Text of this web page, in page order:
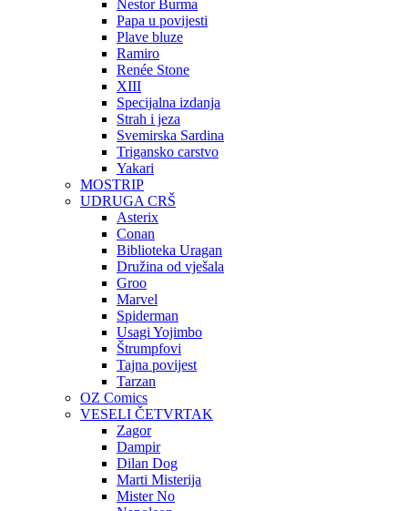
Nestor Burma
Papa u povijesti
Plave bluze
Ramiro
Renée Stone
XIII
Specijalna izdanja
Strah i jeza
Svemirska Sardina
Trigansko carstvo
Yakari
MOSTRIP
UDRUGA CRŠ
Asterix
Conan
Biblioteka Uragan
Družina od vješala
Groo
Marvel
Spiderman
Usagi Yojimbo
Štrumpfovi
Tajna povijest
Tarzan
OZ Comics
VESELI ČETVRTAK
Zagor
Dampir
Dilan Dog
Marti Misterija
Mister No